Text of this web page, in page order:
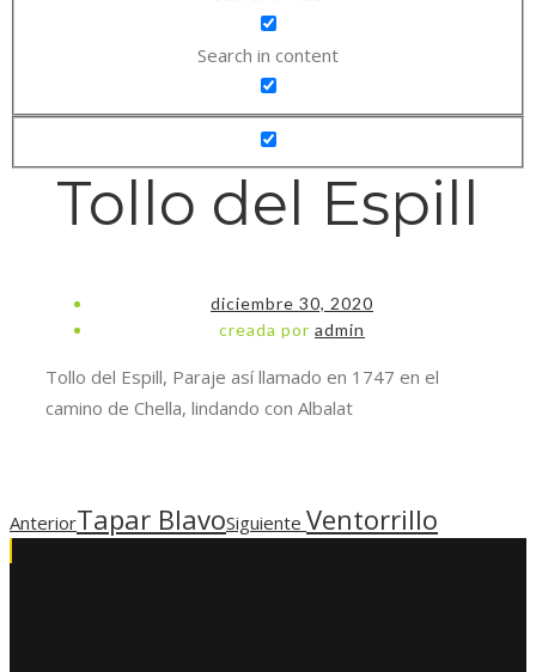
Search in content
Tollo del Espill
diciembre 30, 2020
creada por admin
Tollo del Espill, Paraje así llamado en 1747 en el
camino de Chella, lindando con Albalat
AnteriorTapar BlavoSiguiente Ventorrillo